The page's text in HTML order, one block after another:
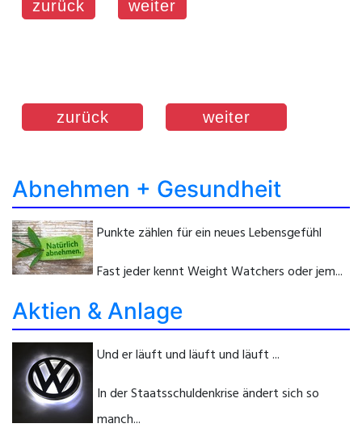
zurück weiter
zurück weiter
Abnehmen + Gesundheit
Punkte zählen für ein neues Lebensgefühl
Fast jeder kennt Weight Watchers oder jem...
Aktien & Anlage
Und er läuft und läuft und läuft ...
In der Staatsschuldenkrise ändert sich so
manch...